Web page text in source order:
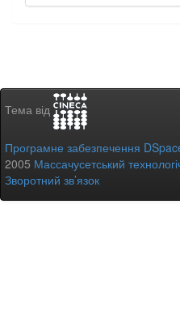
Тема від
Програмне забезпечення
2005 Массачусетський
Зворотний зв’язок